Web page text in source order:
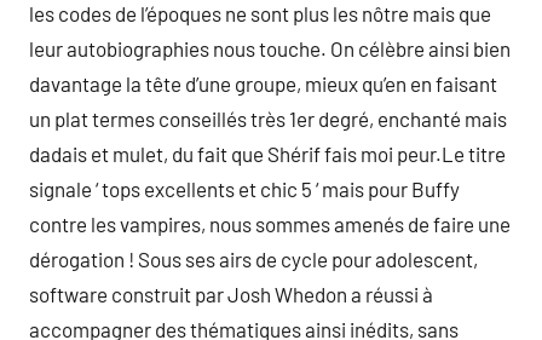
les codes de l’époques ne sont plus les nôtre mais que
leur autobiographies nous touche. On célèbre ainsi bien
davantage la tête d’une groupe, mieux qu’en en faisant
un plat termes conseillés très 1er degré, enchanté mais
dadais et mulet, du fait que Shérif fais moi peur.Le titre
signale ‘ tops excellents et chic 5 ‘ mais pour Buffy
contre les vampires, nous sommes amenés de faire une
dérogation ! Sous ses airs de cycle pour adolescent,
software construit par Josh Whedon a réussi à
accompagner des thématiques ainsi inédits, sans